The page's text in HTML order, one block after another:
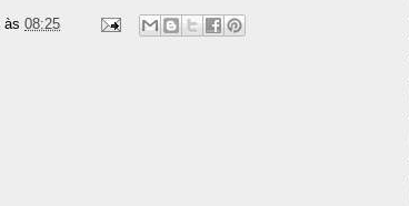
às 08:25